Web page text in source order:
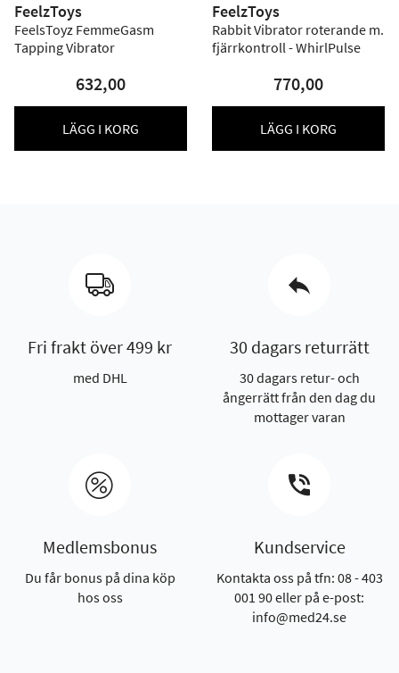
FeelzToys
FeelsToyz FemmeGasm
Tapping Vibrator
632,00
LÄGG I KORG
FeelzToys
Rabbit Vibrator roterande m.
fjärrkontroll - WhirlPulse
770,00
LÄGG I KORG
Fri frakt över 499 kr
med DHL
30 dagars returrätt
30 dagars retur- och
ångerrätt från den dag du
mottager varan
Medlemsbonus
Du får bonus på dina köp
hos oss
Kundservice
Kontakta oss på tfn: 08 - 403
001 90 eller på e-post:
info@med24.se